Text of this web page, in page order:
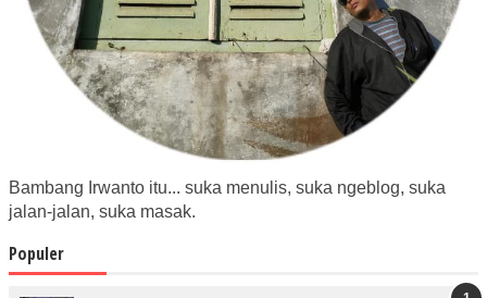
Bambang Irwanto itu... suka menulis, suka ngeblog, suka
jalan-jalan, suka masak.
Populer